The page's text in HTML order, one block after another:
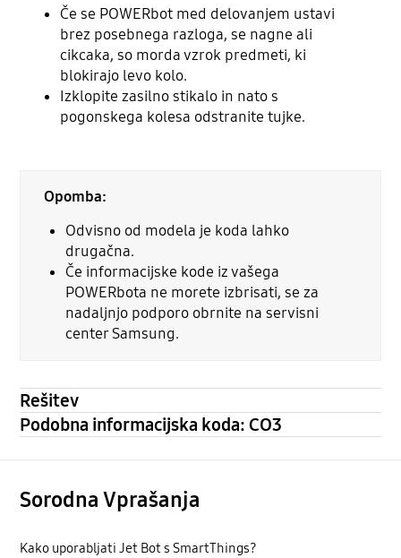
Če se POWERbot med delovanjem ustavi
brez posebnega razloga, se nagne ali
cikcaka, so morda vzrok predmeti, ki
blokirajo levo kolo.
Izklopite zasilno stikalo in nato s
pogonskega kolesa odstranite tujke.
Opomba:
Odvisno od modela je koda lahko
drugačna.
Če informacijske kode iz vašega
POWERbota ne morete izbrisati, se za
nadaljnjo podporo obrnite na servisni
center Samsung.
Rešitev
Podobna informacijska koda: CO3
Sorodna Vprašanja
Kako uporabljati Jet Bot s SmartThings?